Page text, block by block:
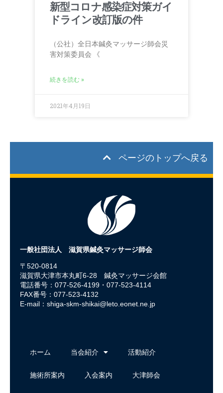
新型コロナ感染症対策ガイ
ドライン改訂版の件
（公社）全日本鍼灸マッサージ師会災
害対策委員会 《
続きを読む »
2021年4月19日
ページのトップへ戻る
一般社団法人 滋賀県鍼灸マッサージ師会
〒520-0814
滋賀県大津市本丸町6-28 鍼灸マッサージ会館
電話番号：077-526-4199・077-523-4114
FAX番号：077-523-4132
E-mail： shiga-skm-shikai@leto.eonet.ne.jp
ホーム 当会紹介 活動紹介
施術所案内 入会案内 大津師会